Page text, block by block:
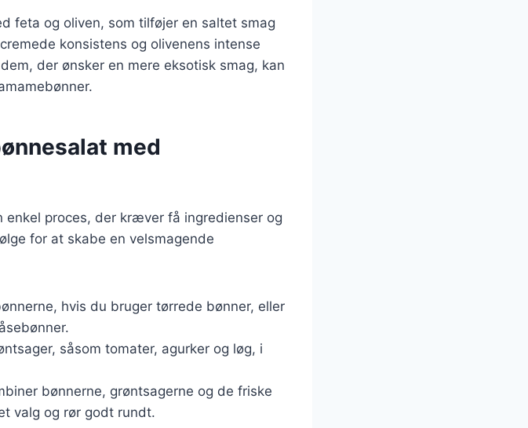
feta og oliven, som tilføjer en saltet smag
konsistens og olivenens intense
der ønsker en mere eksotisk smag, kan
med
proces, der kræver få ingredienser og
for at skabe en velsmagende
hvis du bruger tørrede bønner, eller
såsom tomater, agurker og løg, i
bønnerne, grøntsagerne og de friske
valg og rør godt rundt.